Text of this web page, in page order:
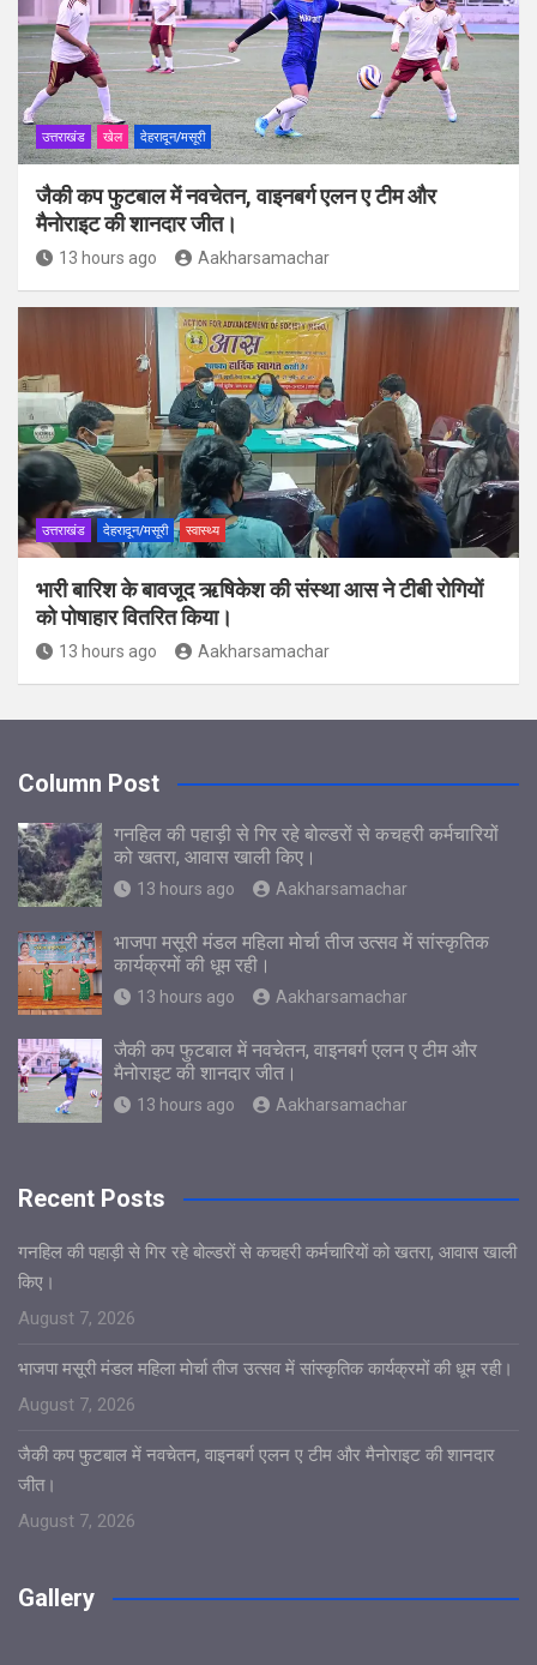
उत्तराखंड खेल देहरादून/मसूरी
जैकी कप फुटबाल में नवचेतन, वाइनबर्ग एलन ए टीम और
मैनोराइट की शानदार जीत।
13 hours ago Aakharsamachar
उत्तराखंड देहरादून/मसूरी स्वास्थ्य
भारी बारिश के बावजूद ऋषिकेश की संस्था आस ने टीबी रोगियों
को पोषाहार वितरित किया।
13 hours ago Aakharsamachar
Column Post
गनहिल की पहाड़ी से गिर रहे बोल्डरों से कचहरी कर्मचारियों
को खतरा, आवास खाली किए।
13 hours ago Aakharsamachar
भाजपा मसूरी मंडल महिला मोर्चा तीज उत्सव में सांस्कृतिक
कार्यक्रमों की धूम रही।
13 hours ago Aakharsamachar
जैकी कप फुटबाल में नवचेतन, वाइनबर्ग एलन ए टीम और
मैनोराइट की शानदार जीत।
13 hours ago Aakharsamachar
Recent Posts
गनहिल की पहाड़ी से गिर रहे बोल्डरों से कचहरी कर्मचारियों को खतरा, आवास खाली
किए।
August 7, 2026
भाजपा मसूरी मंडल महिला मोर्चा तीज उत्सव में सांस्कृतिक कार्यक्रमों की धूम रही।
August 7, 2026
जैकी कप फुटबाल में नवचेतन, वाइनबर्ग एलन ए टीम और मैनोराइट की शानदार
जीत।
August 7, 2026
Gallery